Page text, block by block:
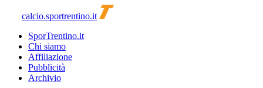
calcio.sportrentino.it
SporTrentino.it
Chi siamo
Affiliazione
Pubblicità
Archivio